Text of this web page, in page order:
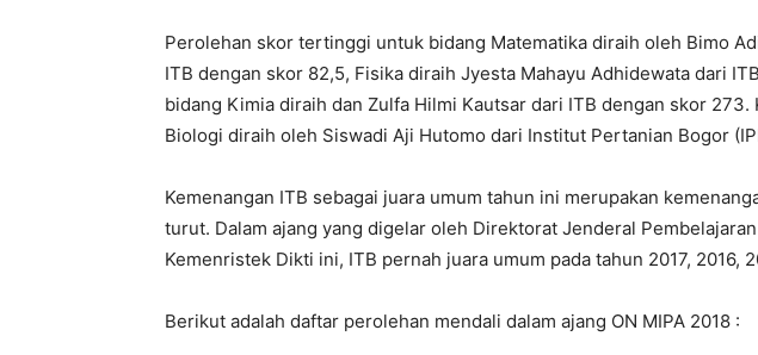
Perolehan skor tertinggi untuk bidang Matematika diraih oleh Bimo
ITB dengan skor 82,5, Fisika diraih Jyesta Mahayu Adhidewata dari
bidang Kimia diraih dan Zulfa Hilmi Kautsar dari ITB dengan skor 273.
Biologi diraih oleh Siswadi Aji Hutomo dari Institut Pertanian Bogor
Kemenangan ITB sebagai juara umum tahun ini merupakan
turut. Dalam ajang yang digelar oleh Direktorat Jenderal
Kemenristek Dikti ini, ITB pernah juara umum pada tahun 2017, 2016,
Berikut adalah daftar perolehan mendali dalam ajang ON MIPA 2018 :